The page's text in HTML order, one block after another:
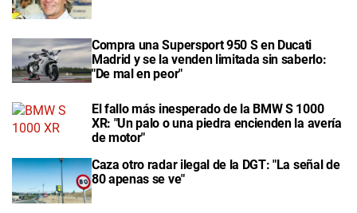
Compra una Supersport 950 S en Ducati
Madrid y se la venden limitada sin saberlo:
"De mal en peor"
El fallo más inesperado de la BMW S 1000
XR: "Un palo o una piedra encienden la avería
de motor"
Caza otro radar ilegal de la DGT: "La señal de
80 apenas se ve"